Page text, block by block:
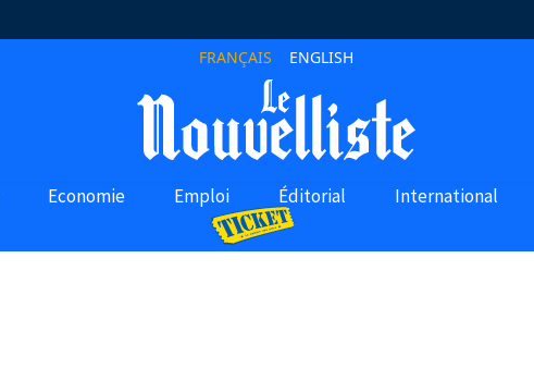
FRANÇAIS ENGLISH
Economie Emploi Éditorial International